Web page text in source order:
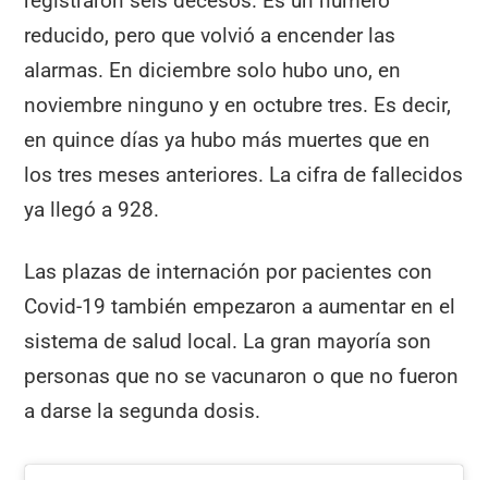
reducido, pero que volvió a encender las
alarmas. En diciembre solo hubo uno, en
noviembre ninguno y en octubre tres. Es decir,
en quince días ya hubo más muertes que en
los tres meses anteriores. La cifra de fallecidos
ya llegó a 928.
Las plazas de internación por pacientes con
Covid-19 también empezaron a aumentar en el
sistema de salud local. La gran mayoría son
personas que no se vacunaron o que no fueron
a darse la segunda dosis.